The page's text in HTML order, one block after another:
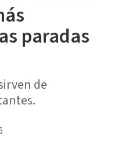
paradas
de